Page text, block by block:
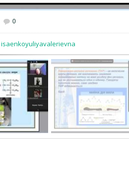
0
isaenkoyuliyavalerievna